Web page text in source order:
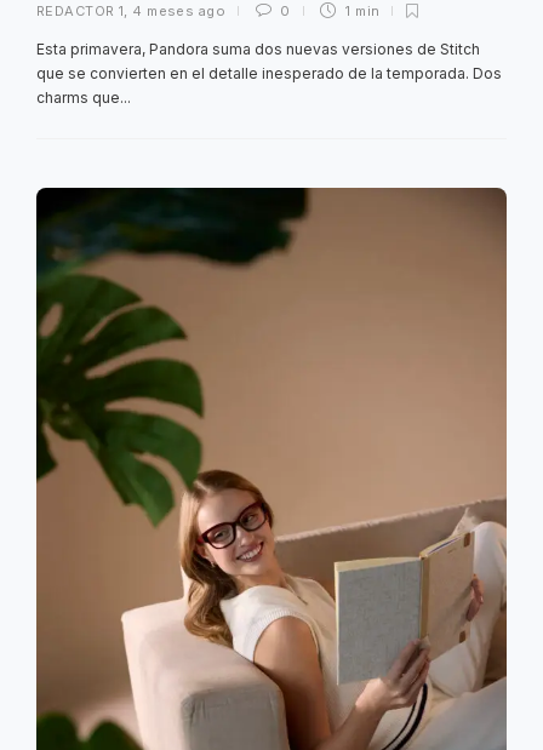
REDACTOR 1, 4 meses ago 0 1 min
Esta primavera, Pandora suma dos nuevas versiones de Stitch
que se convierten en el detalle inesperado de la temporada. Dos
charms que...